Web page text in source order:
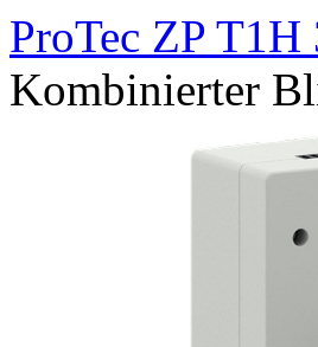
ProTec ZP T1H
Kombinierter